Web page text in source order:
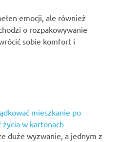
emocji, ale również
o rozpakowywanie
sobie komfort i
mieszkanie po
w kartonach
duże wyzwanie, a jednym z